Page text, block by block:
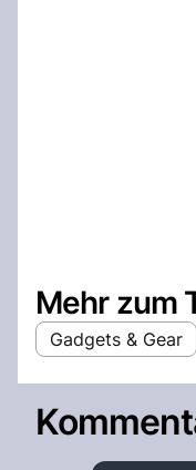
Mehr zum
Gadgets & Gear